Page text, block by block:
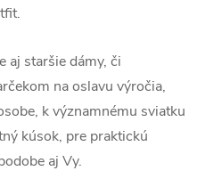
aj staršie dámy, či
na oslavu výročia,
k významnému sviatku
kúsok, pre praktickú
aj Vy.